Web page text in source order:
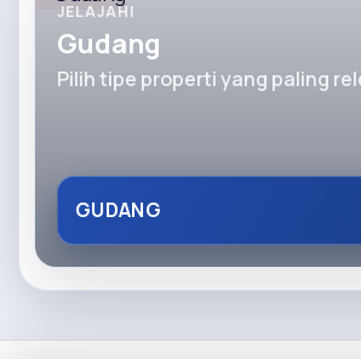
JELAJAHI
Gudang
Pilih tipe properti yang paling
GUDANG